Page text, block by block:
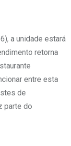
a unidade estará
retorna
entre esta
de
parte do